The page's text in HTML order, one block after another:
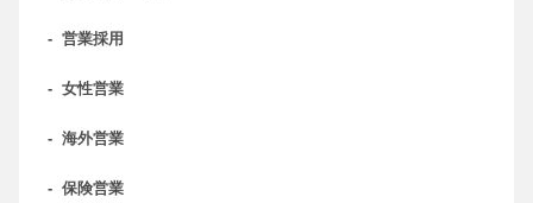
- 営業採用
- 女性営業
- 海外営業
- 保険営業